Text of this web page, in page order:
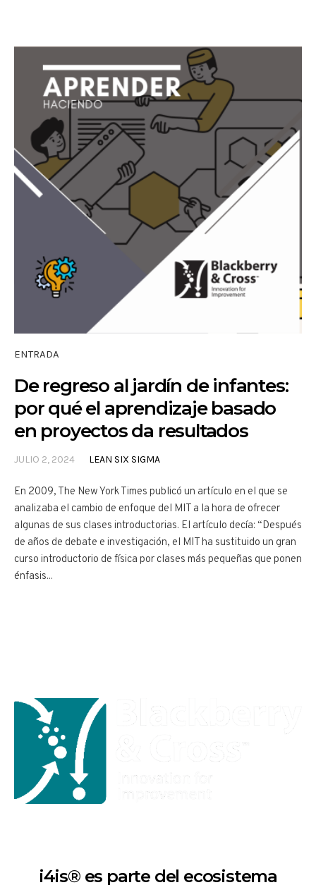
ENTRADA
De regreso al jardín de infantes:
por qué el aprendizaje basado
en proyectos da resultados
JULIO 2, 2024 LEAN SIX SIGMA
En 2009, The New York Times publicó un artículo en el que se
analizaba el cambio de enfoque del MIT a la hora de ofrecer
algunas de sus clases introductorias. El artículo decía: “Después
de años de debate e investigación, el MIT ha sustituido un gran
curso introductorio de física por clases más pequeñas que ponen
énfasis...
i4is® es parte del ecosistema